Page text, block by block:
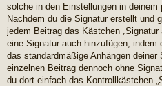
solche in den Einstellungen in deinem
Nachdem du die Signatur erstellt und
jedem Beitrag das Kästchen
eine Signatur auch hinzufügen,
das standardmäßige Anhängen
einzelnen Beitrag dennoch ohne
du dort einfach das Kontrollkästchen